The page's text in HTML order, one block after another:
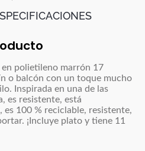
ESPECIFICACIONES
en polietileno marrón 17
o balcón con un toque mucho
Inspirada en una de las
es resistente, está
100 % reciclable, resistente,
¡Incluye plato y tiene 11